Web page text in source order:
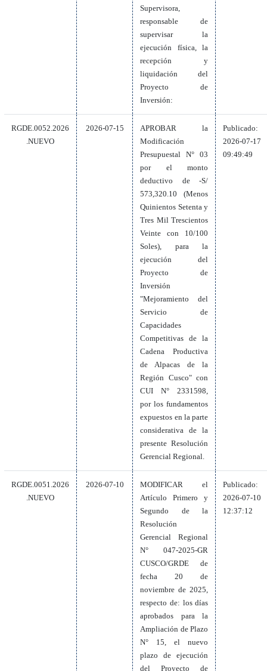
Supervisora,
responsable de
supervisar la
ejecución física, la
recepción y
liquidación del
Proyecto de
Inversión:
RGDE.0052.2026
.NUEVO
2026-07-15
APROBAR la
Modificación
Presupuestal N° 03
por el monto
deductivo de -S/
573,320.10 (Menos
Quinientos Setenta y
Tres Mil Trescientos
Veinte con 10/100
Soles), para la
ejecución del
Proyecto de
Inversión
"Mejoramiento del
Servicio de
Capacidades
Competitivas de la
Cadena Productiva
de Alpacas de la
Región Cusco" con
CUI N° 2331598,
por los fundamentos
expuestos en la parte
considerativa de la
presente Resolución
Gerencial Regional.
Publicado:
2026-07-17
09:49:49
RGDE.0051.2026
.NUEVO
2026-07-10
MODIFICAR el
Artículo Primero y
Segundo de la
Resolución
Gerencial Regional
N° 047-2025-GR
CUSCO/GRDE de
fecha 20 de
noviembre de 2025,
respecto de: los días
aprobados para la
Ampliación de Plazo
N° 15, el nuevo
plazo de ejecución
del Proyecto de
Publicado:
2026-07-10
12:37:12